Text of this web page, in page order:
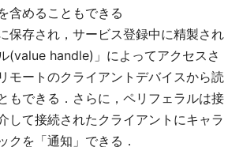
含めることもできる
保存され，サービス登録中に精製され
(value handle)」によってアクセスさ
モートのクライアントデバイスから読
もできる．さらに，ペリフェラルは接
して接続されたクライアントにキャラ
クを「通知」できる．